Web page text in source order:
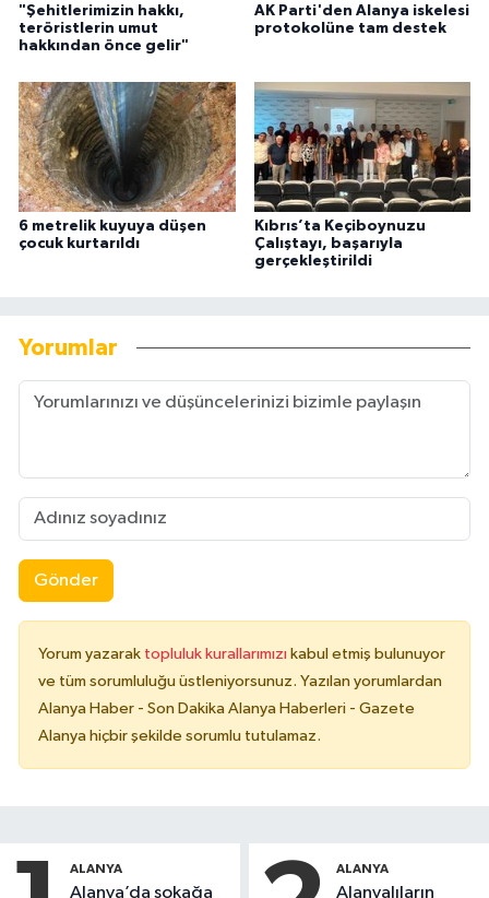
"Şehitlerimizin hakkı,
teröristlerin umut
hakkından önce gelir"
AK Parti'den Alanya iskelesi
protokolüne tam destek
6 metrelik kuyuya düşen
çocuk kurtarıldı
Kıbrıs’ta Keçiboynuzu
Çalıştayı, başarıyla
gerçekleştirildi
Yorumlar
Gönder
Yorum yazarak topluluk kurallarımızı kabul etmiş bulunuyor
ve tüm sorumluluğu üstleniyorsunuz. Yazılan yorumlardan
Alanya Haber - Son Dakika Alanya Haberleri - Gazete
Alanya hiçbir şekilde sorumlu tutulamaz.
ALANYA
Alanya’da sokağa
ALANYA
Alanyalıların